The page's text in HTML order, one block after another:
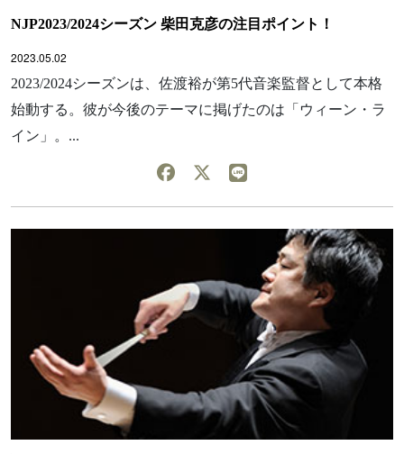
NJP2023/2024シーズン 柴田克彦の注目ポイント！
2023.05.02
2023/2024シーズンは、佐渡裕が第5代音楽監督として本格
始動する。彼が今後のテーマに掲げたのは「ウィーン・ラ
イン」。...